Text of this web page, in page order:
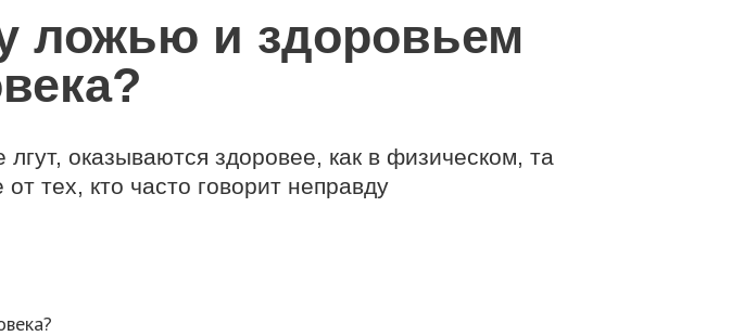
ложью и здоровьем
оказываются здоровее, как в физическом, та
тех, кто часто говорит неправду